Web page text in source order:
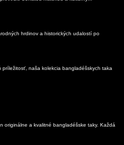
hrdinov a historických udalostí po
naša kolekcia bangladéšskych taka
originálne a kvalitné bangladéšske taky. Každá